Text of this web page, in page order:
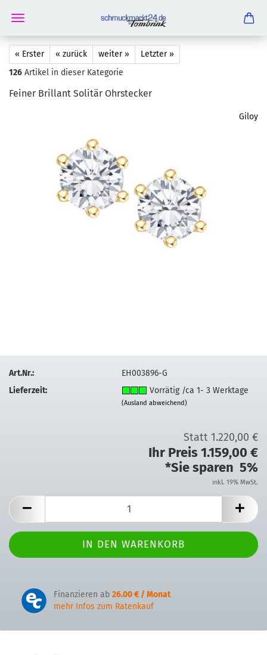
« Erster « zurück weiter »
Letzter »
126 Artikel in dieser Kategorie
Fei­ner Bril­lant So­li­tär Ohr­ste­cker
Giloy
Art.Nr.:
EH003896-G
Lieferzeit:
Vorrätig /ca 1- 3 Werktage
(Ausland abweichend)
Statt 1.220,00 €
Ihr Preis 1.159,00 €
*Sie sparen 5%
inkl. 19% MwSt.
Finanzieren ab 26.00 € / Monat
mehr Infos zum Ratenkauf